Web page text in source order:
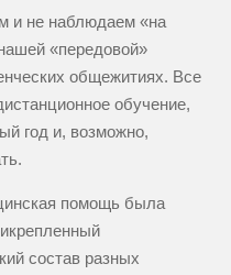
и не наблюдаем «на
«передовой»
общежитиях. Все
обучение,
год и, возможно,
помощь была
состав разных